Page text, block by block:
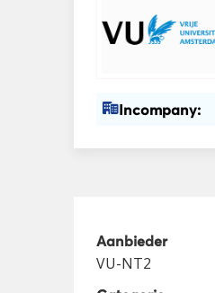
Incompany:
Aanbieder
VU-NT2